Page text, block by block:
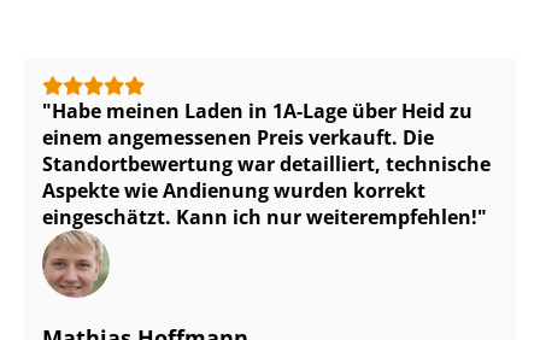
Habe meinen Laden in 1A-Lage über Heid zu
einem angemessenen Preis verkauft. Die
Stand­ort­be­wer­tung war detailliert, technische
Aspekte wie Andienung wurden korrekt
eingeschätzt. Kann ich nur weiterempfehlen!